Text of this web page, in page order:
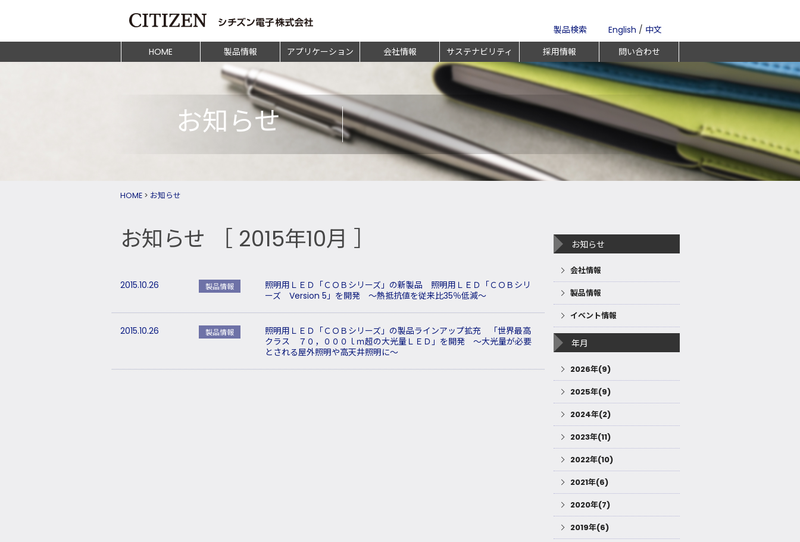
製品検索 English / 中文
HOME
製品情報 アプリケーション 会社情報 サステナビリティ 採用情報 問い合わせ
お知らせ
HOME > お知らせ
お知らせ ［ 2015年10月 ］
2015.10.26 製品情報
照明用ＬＥＤ「ＣＯＢシリーズ」の新製品 照明用ＬＥＤ「ＣＯＢシリ
ーズ Version 5」を開発 ～熱抵抗値を従来比35％低減～
2015.10.26 製品情報
照明用ＬＥＤ「ＣＯＢシリーズ」の製品ラインアップ拡充 「世界最高
クラス ７０，０００ｌｍ超の大光量ＬＥＤ」を開発 ～大光量が必要
とされる屋外照明や高天井照明に～
お知らせ
会社情報
製品情報
イベント情報
年月
2026年(9)
2025年(9)
2024年(2)
2023年(11)
2022年(10)
2021年(6)
2020年(7)
2019年(6)